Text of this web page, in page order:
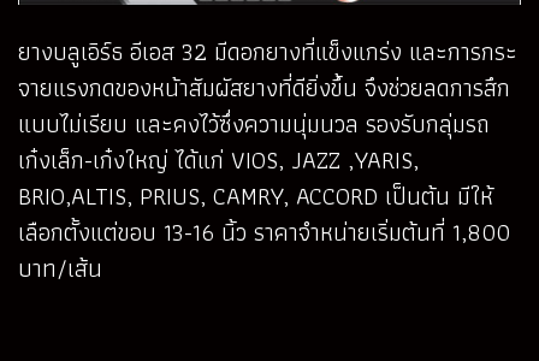
ยางบลูเอิร์ธ อีเอส 32 มีดอกยางที่แข็งแกร่ง และการกระ
จายแรงกดของหน้าสัมผัสยางที่ดียิ่งขึ้น จึงช่วยลดการสึก
แบบไม่เรียบ และคงไว้ซึ่งความนุ่มนวล รองรับกลุ่มรถ
เก๋งเล็ก-เก๋งใหญ่ ได้แก่ VIOS, JAZZ ,YARIS,
BRIO,ALTIS, PRIUS, CAMRY, ACCORD เป็นต้น มีให้
เลือกตั้งแต่ขอบ 13-16 นิ้ว ราคาจำหน่ายเริ่มต้นที่ 1,800
บาท/เส้น